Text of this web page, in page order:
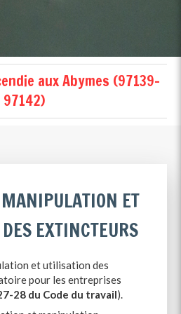
aux Abymes (97139-
97142)
ET
EXTINCTEURS
et utilisation des
pour les entreprises
28 du Code du travail).